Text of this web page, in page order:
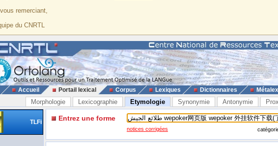
remerciant,
du CNRTL
Accueil Portail lexical Corpus Lexiques Dictionnaires
Morphologie Lexicographie Etymologie Synonymie Antonymie
TLFi Entrez une forme
notices corrigées